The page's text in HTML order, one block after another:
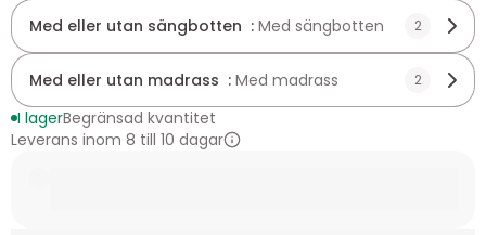
Med eller utan sängbotten : Med sängbotten 2
Med eller utan madrass : Med madrass 2
I lagerBegränsad kvantitet
Leverans inom 8 till 10 dagar